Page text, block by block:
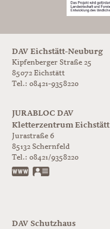
DAV Eichstätt-Neuburg
Kipfenberger Straße 25
85072 Eichstätt
Tel.: 08421-9358220
JURABLOC DAV
Kletterzentrum Eichstätt
Jurastraße 6
85132 Schernfeld
Tel.: 08421/9358220
www.jurabloc.de
DAV Schutzhaus